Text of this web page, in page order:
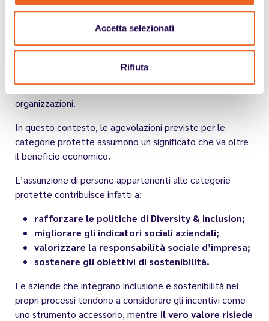
Accetta selezionati
Rifiuta
Incentivi e strategie ESG
entrato sempre più frequentemente nelle strategie
ESG(Environmental, Social & Governance) delle
organizzazioni.
In questo contesto, le agevolazioni previste per le
categorie protette assumono un significato che va oltre
il beneficio economico.
L’assunzione di persone appartenenti alle categorie
protette contribuisce infatti a:
rafforzare le politiche di Diversity & Inclusion;
migliorare gli indicatori sociali aziendali;
valorizzare la responsabilità sociale d’impresa;
sostenere gli obiettivi di sostenibilità.
Le aziende che integrano inclusione e sostenibilità nei
propri processi tendono a considerare gli incentivi come
uno strumento accessorio, mentre il vero valore risiede